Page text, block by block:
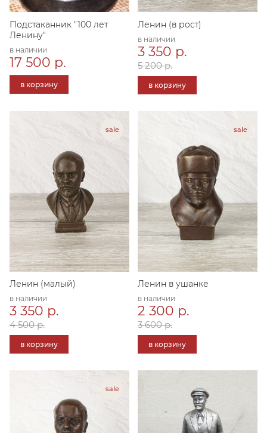
Подстаканник "100 лет
Ленину"
в наличии
17 500 р.
в корзину
Ленин (в рост)
в наличии
3 350 р.
5 200 р.
в корзину
Ленин (малый)
в наличии
3 350 р.
4 500 р.
в корзину
Ленин в ушанке
в наличии
2 300 р.
3 600 р.
в корзину